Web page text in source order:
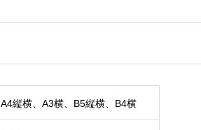
A4縦横、A3横、B5縦横、B4横